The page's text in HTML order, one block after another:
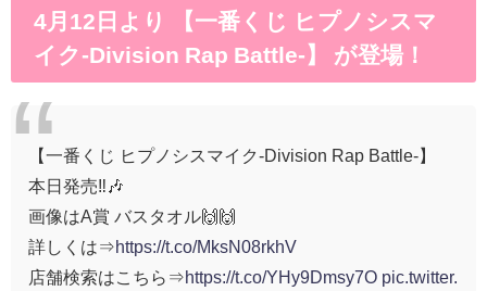
4月12日より 【一番くじ ヒプノシスマ
イク-Division Rap Battle-】 が登場！
【一番くじ ヒプノシスマイク-Division Rap Battle-】
本日発売‼🎶
画像はA賞 バスタオル🙌🙌
詳しくは⇒https://t.co/MksN08rkhV
店舗検索はこちら⇒https://t.co/YHy9Dmsy7O pic.twitter.